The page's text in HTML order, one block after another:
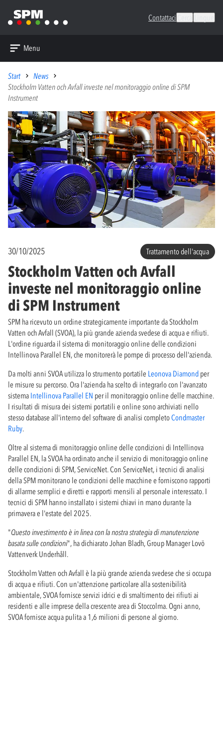
Contattaci
Menu
Start
News
Stockholm Vatten och Avfall investe nel monitoraggio online di SPM
Instrument
30/10/2025 Trattamento dell'acqua
Stockholm Vatten och Avfall
investe nel monitoraggio online
di SPM Instrument
SPM ha ricevuto un ordine strategicamente importante da Stockholm
Vatten och Avfall (SVOA), la più grande azienda svedese di acqua e rifiuti.
L'ordine riguarda il sistema di monitoraggio online delle condizioni
Intellinova Parallel EN, che monitorerà le pompe di processo dell'azienda.
Da molti anni SVOA utilizza lo strumento portatile Leonova Diamond per
le misure su percorso. Ora l'azienda ha scelto di integrarlo con l'avanzato
sistema Intellinova Parallel EN per il monitoraggio online delle macchine.
I risultati di misura dei sistemi portatili e online sono archiviati nello
stesso database all'interno del software di analisi completoCondmaster
Ruby.
Oltre al sistema di monitoraggio online delle condizioni di Intellinova
Parallel EN, la SVOA ha ordinato anche il servizio di monitoraggio online
delle condizioni di SPM, ServiceNet. Con ServiceNet, i tecnici di analisi
della SPM monitorano le condizioni delle macchine e forniscono rapporti
di allarme semplici e diretti e rapporti mensili al personale interessato. I
tecnici di SPM hanno installato i sistemi chiavi in mano durante la
primavera e l'estate del 2025.
"Questo investimento è in linea con la nostra strategia di manutenzione
basata sulle condizioni", ha dichiarato Johan Bladh, Group Manager Lovö
Vattenverk Underhåll.
Stockholm Vatten och Avfall è la più grande azienda svedese che si occupa
di acqua e rifiuti. Con un'attenzione particolare alla sostenibilità
ambientale, SVOA fornisce servizi idrici e di smaltimento dei rifiuti ai
residenti e alle imprese della crescente area di Stoccolma. Ogni anno,
SVOA fornisce acqua pulita a 1,6 milioni di persone al giorno.